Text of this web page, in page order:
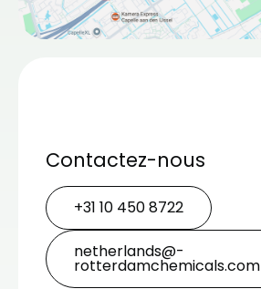
Contactez-nous
+31 10 450 8722
netherlands@­
rotterdamchemicals.com